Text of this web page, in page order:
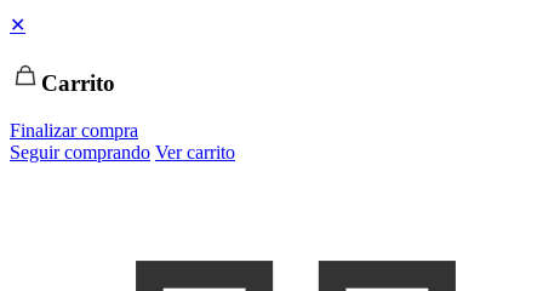
✕
Carrito
Finalizar compra
Seguir comprando Ver carrito